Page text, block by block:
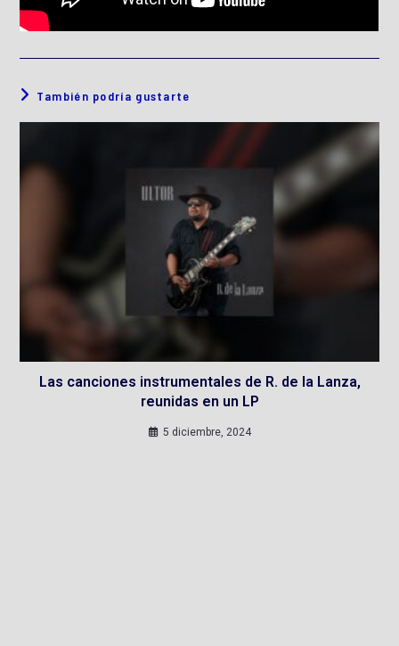
También podría gustarte
Las canciones instrumentales de R. de la Lanza,
reunidas en un LP
5 diciembre, 2024